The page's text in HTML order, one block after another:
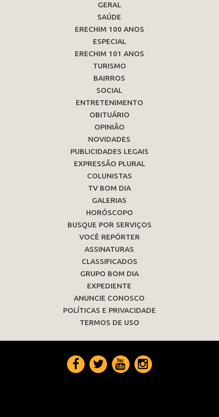
GERAL
SAÚDE
ERECHIM 100 ANOS
ESPECIAL
ERECHIM 101 ANOS
TURISMO
BAIRROS
SOCIAL
ENTRETENIMENTO
OBITUÁRIO
OPINIÃO
NOVIDADES
PUBLICIDADES LEGAIS
EXPRESSÃO PLURAL
COLUNISTAS
TV BOM DIA
GALERIAS
HORÓSCOPO
BUSQUE POR SERVIÇOS
VOCÊ REPÓRTER
ASSINATURAS
CLASSIFICADOS
GRUPO BOM DIA
EXPEDIENTE
ANUNCIE CONOSCO
POLÍTICAS E PRIVACIDADE
TERMOS DE USO